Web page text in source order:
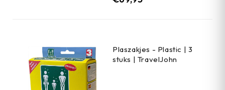
Plaszakjes - Plastic | 3
stuks | TravelJohn